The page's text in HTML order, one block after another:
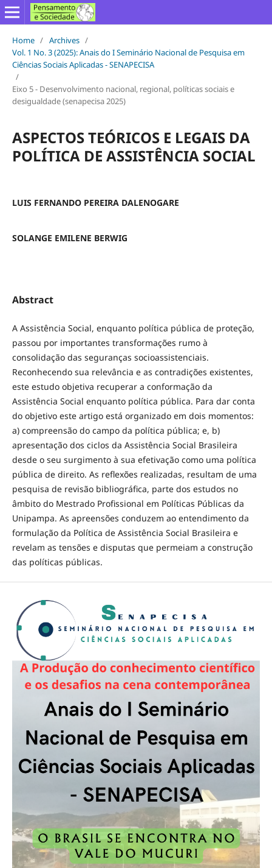
Home / Archives /
Vol. 1 No. 3 (2025): Anais do I Seminário Nacional de Pesquisa em
Ciências Sociais Aplicadas - SENAPECISA
/
Eixo 5 - Desenvolvimento nacional, regional, políticas sociais e
desigualdade (senapecisa 2025)
ASPECTOS TEÓRICOS E LEGAIS DA
POLÍTICA DE ASSISTÊNCIA SOCIAL
LUIS FERNANDO PEREIRA DALENOGARE
SOLANGE EMILENE BERWIG
Abstract
A Assistência Social, enquanto política pública de proteção,
passou por importantes transformações rumo à
consolidação das seguranças socioassistenciais.
Reconhecendo sua relevância e as contradições existentes,
este estudo objetiva recuperar a conformação da
Assistência Social enquanto política pública. Para dar conta
do objetivo este artigo está organizado em dois momentos:
a) compreensão do campo da política pública; e, b)
apresentação dos ciclos da Assistência Social Brasileira
desde o seu surgimento à sua efetivação como uma política
pública de direito. As reflexões realizadas, resultam de uma
pesquisa de revisão bibliográfica, parte dos estudos no
âmbito do Mestrado Profissional em Políticas Públicas da
Unipampa. As apreensões conduzem ao entendimento da
formulação da Política de Assistência Social Brasileira e
revelam as tensões e disputas que permeiam a construção
das políticas públicas.